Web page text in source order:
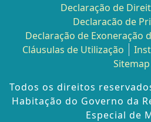
Declaração de
Declaracão de
Declaração de Exoneração
Cláusulas de Utilização
Sitemap
Todos os direitos
Habitação do Governo da
Especial de